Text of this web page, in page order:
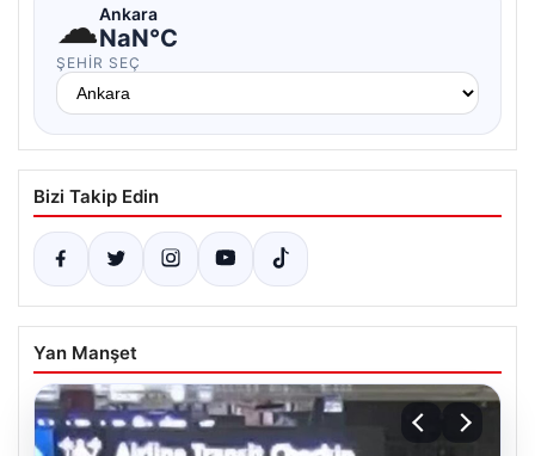
☁Ankara
NaN°C
ŞEHIR SEÇ
Bizi Takip Edin
Yan Manşet